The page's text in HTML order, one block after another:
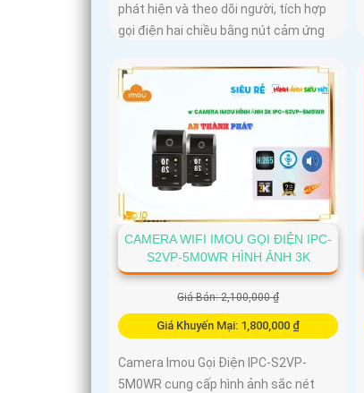
phát hiện và theo dõi người, tích hợp
gọi điện hai chiều bằng nút cảm ứng
CAMERA WIFI IMOU GỌI ĐIỆN IPC-
S2VP-5M0WR HÌNH ẢNH 3K
Giá Bán: 2,100,000 ₫
Giá Khuyến Mại: 1,800,000 ₫
Camera Imou Gọi Điện IPC-S2VP-
5M0WR cung cấp hình ảnh sắc nét